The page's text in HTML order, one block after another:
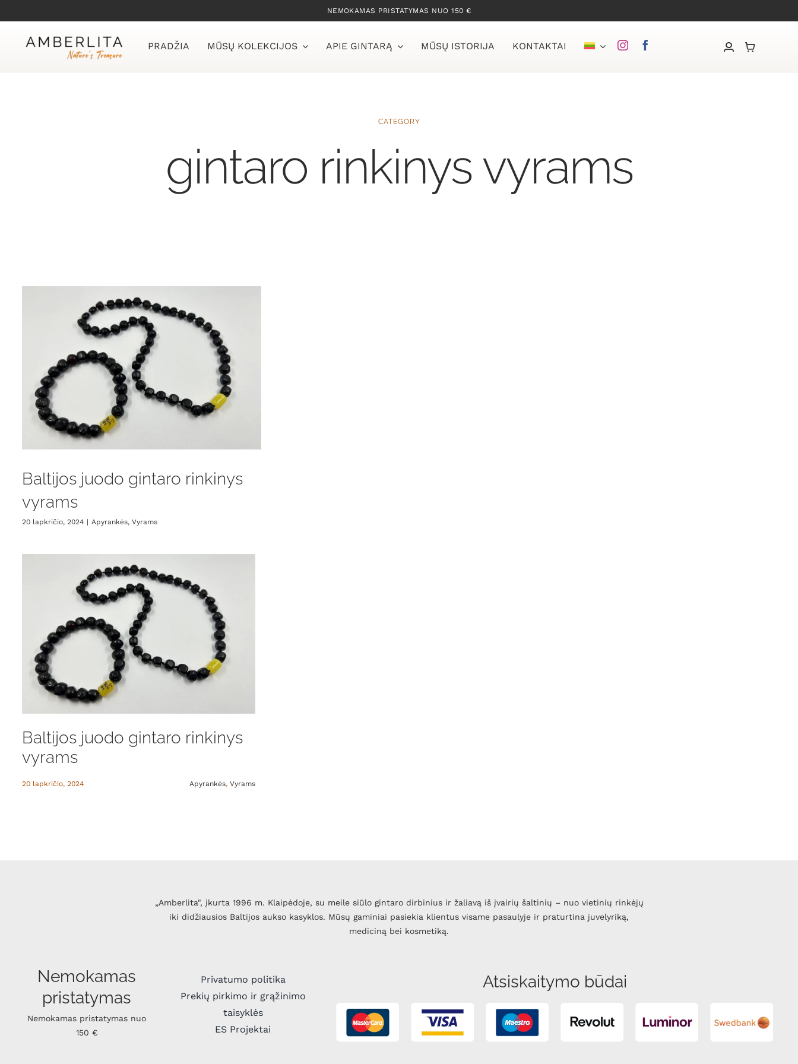
to
content
NEMOKAMAS PRISTATYMAS NUO 150 €
PRADŽIA MŪSŲ KOLEKCIJOS APIE GINTARĄ MŪSŲ ISTORIJA KONTAKTAI
CATEGORY
gintaro rinkinys vyrams
Baltijos juodo gintaro rinkinys
vyrams
20 lapkričio, 2024 | Apyrankės, Vyrams
Baltijos juodo gintaro rinkinys
vyrams
20 lapkričio, 2024 Apyrankės, Vyrams
„Amberlita", įkurta 1996 m. Klaipėdoje, su meile siūlo gintaro dirbinius ir žaliavą iš įvairių šaltinių – nuo vietinių rinkėjų
iki didžiausios Baltijos aukso kasyklos. Mūsų gaminiai pasiekia klientus visame pasaulyje ir praturtina juvelyriką,
mediciną bei kosmetiką.
Nemokamas
pristatymas
Nemokamas pristatymas nuo
150 €
Privatumo politika
Prekių pirkimo ir grąžinimo
taisyklės
ES Projektai
Atsiskaitymo būdai